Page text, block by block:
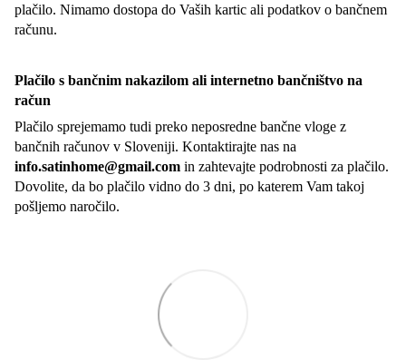
plačilo. Nimamo dostopa do Vaših kartic ali podatkov o bančnem
računu.
Plačilo s bančnim nakazilom ali internetno bančništvo na
račun
Plačilo sprejemamo tudi preko neposredne bančne vloge z
bančnih računov v Sloveniji. Kontaktirajte nas na
info.satinhome@gmail.com in zahtevajte podrobnosti za plačilo.
Dovolite, da bo plačilo vidno do 3 dni, po katerem Vam takoj
pošljemo naročilo.